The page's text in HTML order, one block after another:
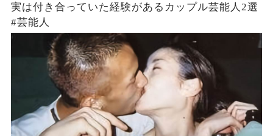
実は付き合っていた経験があるカップル芸能人2選
#芸能人